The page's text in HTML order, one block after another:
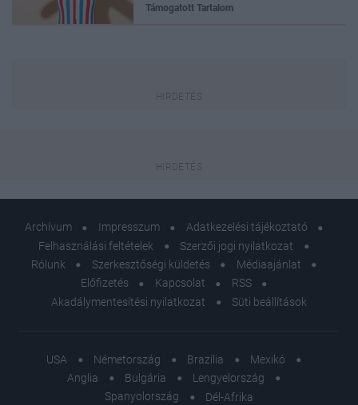
Támogatott Tartalom
Archívum Impresszum
Adatkezelési tájékoztató
Felhasználási feltételek
Szerzői jogi nyilatkozat
Rólunk
Szerkesztőségi küldetés
Médiaajánlat
Előfizetés
Kapcsolat
RSS
Akadálymentesítési nyilatkozat
Süti beállítások
USA Németország Brazília
Mexikó
Anglia
Bulgária
Lengyelország
Spanyolország
Dél-Afrika